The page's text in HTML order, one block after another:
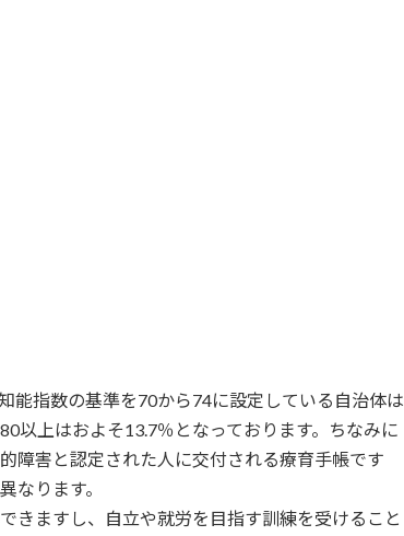
能指数の基準を70から74に設定している自治体は
以上はおよそ13.7％となっております。ちなみに
障害と認定された人に交付される療育手帳です
なります。
きますし、自立や就労を目指す訓練を受けること